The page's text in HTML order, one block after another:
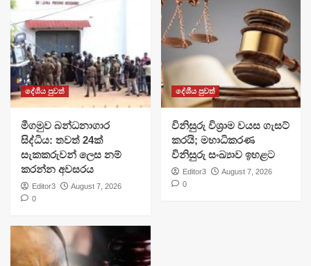
දේශීය පුවත්
මීගමුව බන්ධනාගාර
සිද්ධිය: තවත් 24ක්
සැකකරුවන් ලෙස නම්
කරන්න අවසරය
Editor3
August 7, 2026
0
දේශීය පුවත්
විනිසුරු විශ්‍රාම වයස ගැසට්
කරයි; මහාධිකරණ
විනිසුරු සංඛ්‍යාව ඉහළට
Editor3
August 7, 2026
0